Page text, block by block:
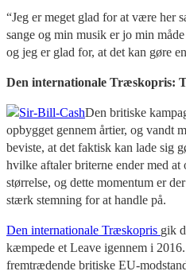
“Jeg er meget glad for at være her
sange og min musik er jo min
og jeg er glad for, at det kan gøre
Den internationale Træskopris:
Den britiske
opbygget gennem årtier, og vandt
beviste, at det faktisk kan lade sig
hvilke aftaler briterne ender med
størrelse, og dette momentum er
stærk stemning for at handle på.
Den internationale Træskopris gik
kæmpede et Leave igennem i
fremtrædende britiske EU-